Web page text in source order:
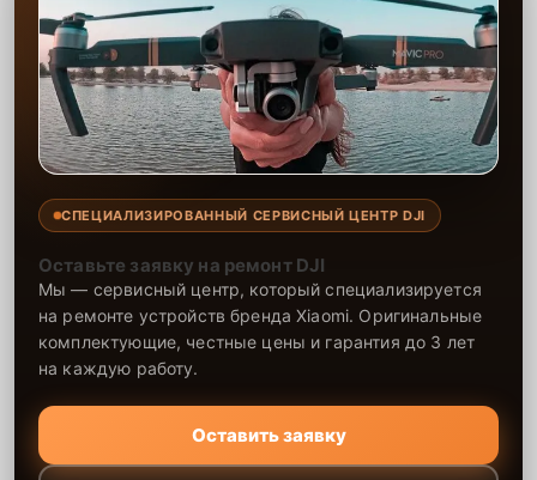
СПЕЦИАЛИЗИРОВАННЫЙ СЕРВИСНЫЙ ЦЕНТР DJI
Оставьте заявку на ремонт DJI
Мы — сервисный центр, который специализируется
на ремонте устройств бренда Xiaomi. Оригинальные
комплектующие, честные цены и гарантия до 3 лет
на каждую работу.
Оставить заявку